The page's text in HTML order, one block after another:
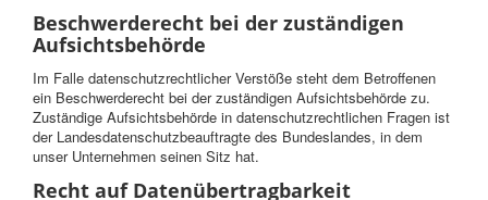
Beschwerderecht bei der zuständigen
Aufsichtsbehörde
Im Falle datenschutzrechtlicher Verstöße steht dem Betroffenen
ein Beschwerderecht bei der zuständigen Aufsichtsbehörde zu.
Zuständige Aufsichtsbehörde in datenschutzrechtlichen Fragen ist
der Landesdatenschutzbeauftragte des Bundeslandes, in dem
unser Unternehmen seinen Sitz hat.
Recht auf Datenübertragbarkeit